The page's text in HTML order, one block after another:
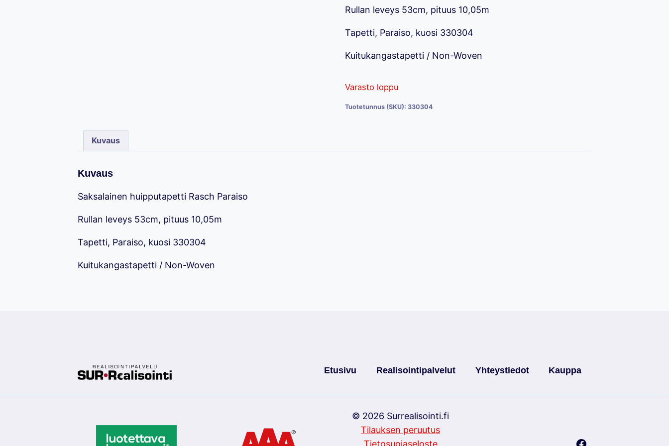
24,00 €.14,90 €.
Rullan leveys 53cm, pituus 10,05m
Tapetti, Paraiso, kuosi 330304
Kuitukangastapetti / Non-Woven
Varasto loppu
Tuotetunnus (SKU): 330304
Kuvaus
Kuvaus
Saksalainen huipputapetti Rasch Paraiso
Rullan leveys 53cm, pituus 10,05m
Tapetti, Paraiso, kuosi 330304
Kuitukangastapetti / Non-Woven
Etusivu Realisointipalvelut Yhteystiedot Kauppa
© 2026 Surrealisointi.fi
Tilauksen peruutus